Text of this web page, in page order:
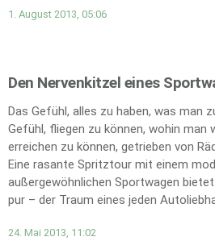
1. August 2013, 05:06
Den Nervenkitzel eines
Das Gefühl, alles zu haben, was man
Gefühl, fliegen zu können, wohin man
erreichen zu können, getrieben von
Eine rasante Spritztour mit einem
außergewöhnlichen Sportwagen
pur – der Traum eines jeden
24. Mai 2013, 11:02